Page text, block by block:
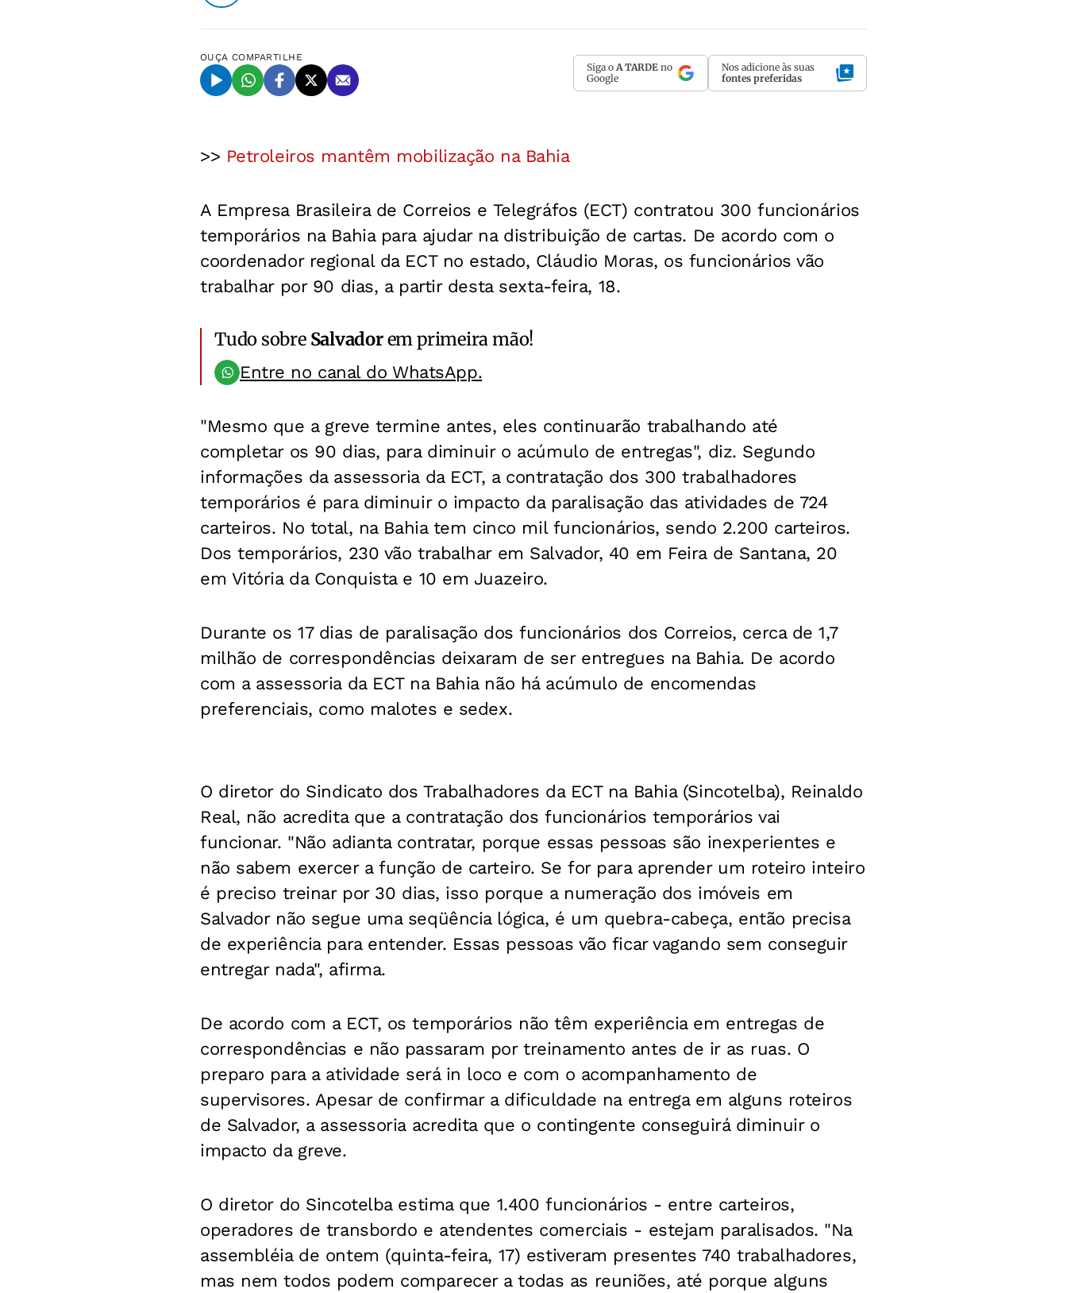
OUÇA COMPARTILHE
Siga o A TARDE no
Google
Nos adicione às suas
fontes preferidas
>> Petroleiros mantêm mobilização na Bahia
A Empresa Brasileira de Correios e Telegráfos (ECT) contratou 300 funcionários
temporários na Bahia para ajudar na distribuição de cartas. De acordo com o
coordenador regional da ECT no estado, Cláudio Moras, os funcionários vão
trabalhar por 90 dias, a partir desta sexta-feira, 18.
Tudo sobre Salvadorem primeira mão!
Entre no canal do WhatsApp.
"Mesmo que a greve termine antes, eles continuarão trabalhando até
completar os 90 dias, para diminuir o acúmulo de entregas", diz. Segundo
informações da assessoria da ECT, a contratação dos 300 trabalhadores
temporários é para diminuir o impacto da paralisação das atividades de 724
carteiros. No total, na Bahia tem cinco mil funcionários, sendo 2.200 carteiros.
Dos temporários, 230 vão trabalhar em Salvador, 40 em Feira de Santana, 20
em Vitória da Conquista e 10 em Juazeiro.
Durante os 17 dias de paralisação dos funcionários dos Correios, cerca de 1,7
milhão de correspondências deixaram de ser entregues na Bahia. De acordo
com a assessoria da ECT na Bahia não há acúmulo de encomendas
preferenciais, como malotes e sedex.
O diretor do Sindicato dos Trabalhadores da ECT na Bahia (Sincotelba), Reinaldo
Real, não acredita que a contratação dos funcionários temporários vai
funcionar. "Não adianta contratar, porque essas pessoas são inexperientes e
não sabem exercer a função de carteiro. Se for para aprender um roteiro inteiro
é preciso treinar por 30 dias, isso porque a numeração dos imóveis em
Salvador não segue uma seqüência lógica, é um quebra-cabeça, então precisa
de experiência para entender. Essas pessoas vão ficar vagando sem conseguir
entregar nada", afirma.
De acordo com a ECT, os temporários não têm experiência em entregas de
correspondências e não passaram por treinamento antes de ir as ruas. O
preparo para a atividade será in loco e com o acompanhamento de
supervisores. Apesar de confirmar a dificuldade na entrega em alguns roteiros
de Salvador, a assessoria acredita que o contingente conseguirá diminuir o
impacto da greve.
O diretor do Sincotelba estima que 1.400 funcionários - entre carteiros,
operadores de transbordo e atendentes comerciais - estejam paralisados. "Na
assembléia de ontem (quinta-feira, 17) estiveram presentes 740 trabalhadores,
mas nem todos podem comparecer a todas as reuniões, até porque alguns